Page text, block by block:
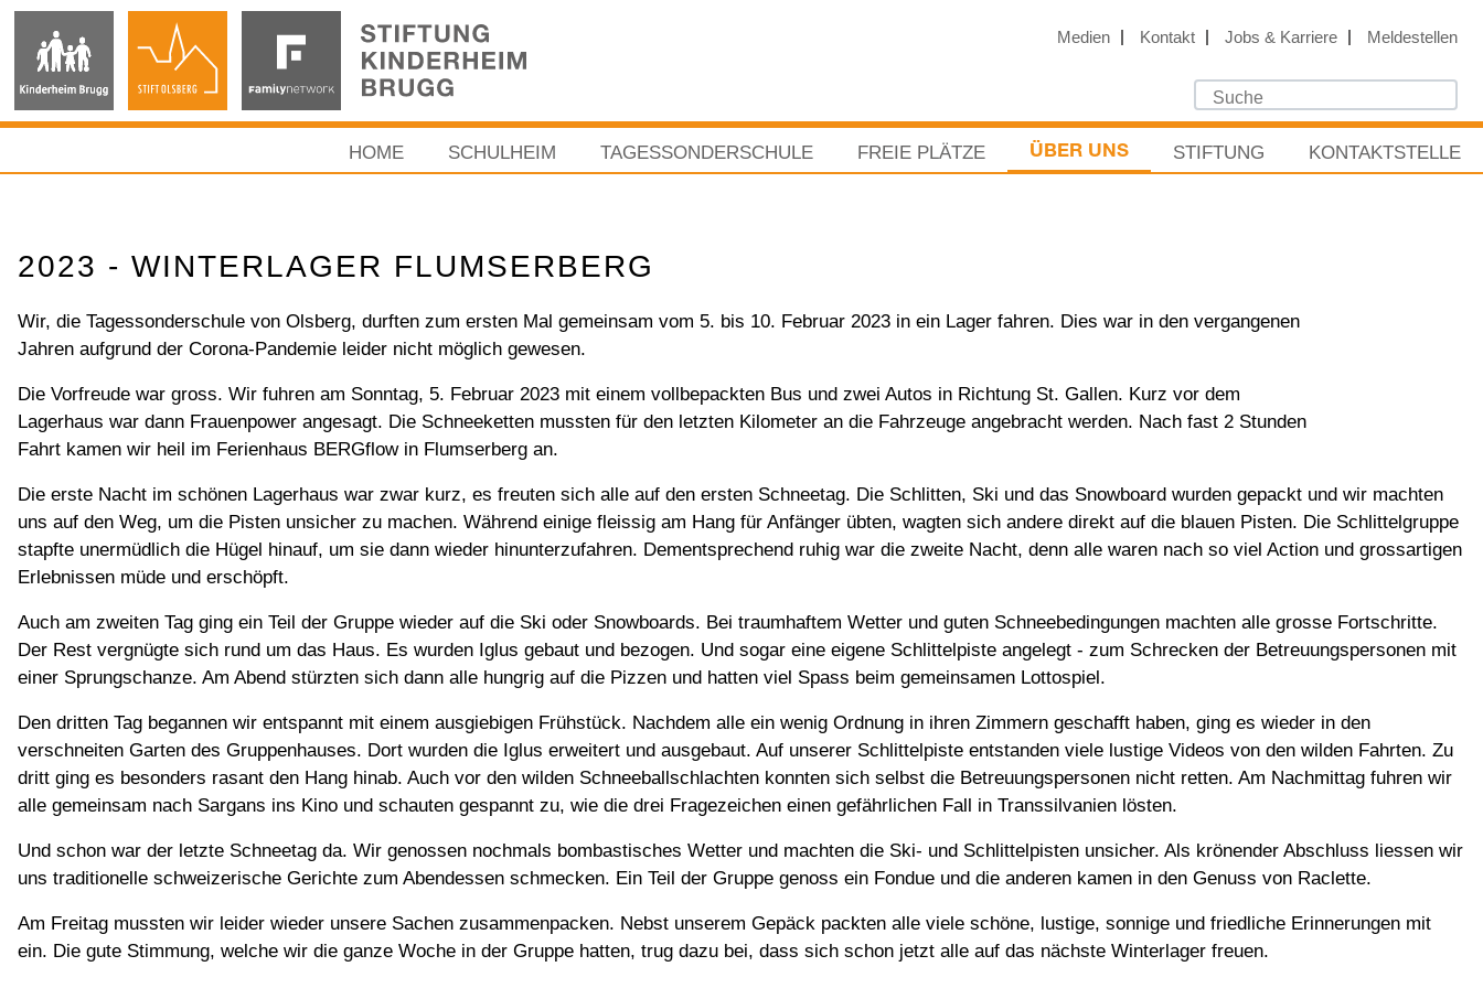
Medien Kontakt Jobs & Karriere Meldestellen
KONTAKTSTELLE
STIFTUNG
ÜBER UNS
FREIE PLÄTZE
TAGESSONDERSCHULE
SCHULHEIM
HOME
2023 - WINTERLAGER FLUMSERBERG
Wir, die Tagessonderschule von Olsberg, durften zum ersten Mal gemeinsam vom 5. bis 10. Februar 2023 in ein Lager fahren. Dies war in den vergangenen
Jahren aufgrund der Corona-Pandemie leider nicht möglich gewesen.
Die Vorfreude war gross. Wir fuhren am Sonntag, 5. Februar 2023 mit einem vollbepackten Bus und zwei Autos in Richtung St. Gallen. Kurz vor dem
Lagerhaus war dann Frauenpower angesagt. Die Schneeketten mussten für den letzten Kilometer an die Fahrzeuge angebracht werden. Nach fast 2 Stunden
Fahrt kamen wir heil im Ferienhaus BERGflow in Flumserberg an.
Die erste Nacht im schönen Lagerhaus war zwar kurz, es freuten sich alle auf den ersten Schneetag. Die Schlitten, Ski und das Snowboard wurden gepackt und wir machten
uns auf den Weg, um die Pisten unsicher zu machen. Während einige fleissig am Hang für Anfänger übten, wagten sich andere direkt auf die blauen Pisten. Die Schlittelgruppe
stapfte unermüdlich die Hügel hinauf, um sie dann wieder hinunterzufahren. Dementsprechend ruhig war die zweite Nacht, denn alle waren nach so viel Action und grossartigen
Erlebnissen müde und erschöpft.
Auch am zweiten Tag ging ein Teil der Gruppe wieder auf die Ski oder Snowboards. Bei traumhaftem Wetter und guten Schneebedingungen machten alle grosse Fortschritte.
Der Rest vergnügte sich rund um das Haus. Es wurden Iglus gebaut und bezogen. Und sogar eine eigene Schlittelpiste angelegt - zum Schrecken der Betreuungspersonen mit
einer Sprungschanze. Am Abend stürzten sich dann alle hungrig auf die Pizzen und hatten viel Spass beim gemeinsamen Lottospiel.
Den dritten Tag begannen wir entspannt mit einem ausgiebigen Frühstück. Nachdem alle ein wenig Ordnung in ihren Zimmern geschafft haben, ging es wieder in den
verschneiten Garten des Gruppenhauses. Dort wurden die Iglus erweitert und ausgebaut. Auf unserer Schlittelpiste entstanden viele lustige Videos von den wilden Fahrten. Zu
dritt ging es besonders rasant den Hang hinab. Auch vor den wilden Schneeballschlachten konnten sich selbst die Betreuungspersonen nicht retten. Am Nachmittag fuhren wir
alle gemeinsam nach Sargans ins Kino und schauten gespannt zu, wie die drei Fragezeichen einen gefährlichen Fall in Transsilvanien lösten.
Und schon war der letzte Schneetag da. Wir genossen nochmals bombastisches Wetter und machten die Ski- und Schlittelpisten unsicher. Als krönender Abschluss liessen wir
uns traditionelle schweizerische Gerichte zum Abendessen schmecken. Ein Teil der Gruppe genoss ein Fondue und die anderen kamen in den Genuss von Raclette.
Am Freitag mussten wir leider wieder unsere Sachen zusammenpacken. Nebst unserem Gepäck packten alle viele schöne, lustige, sonnige und friedliche Erinnerungen mit
ein. Die gute Stimmung, welche wir die ganze Woche in der Gruppe hatten, trug dazu bei, dass sich schon jetzt alle auf das nächste Winterlager freuen.